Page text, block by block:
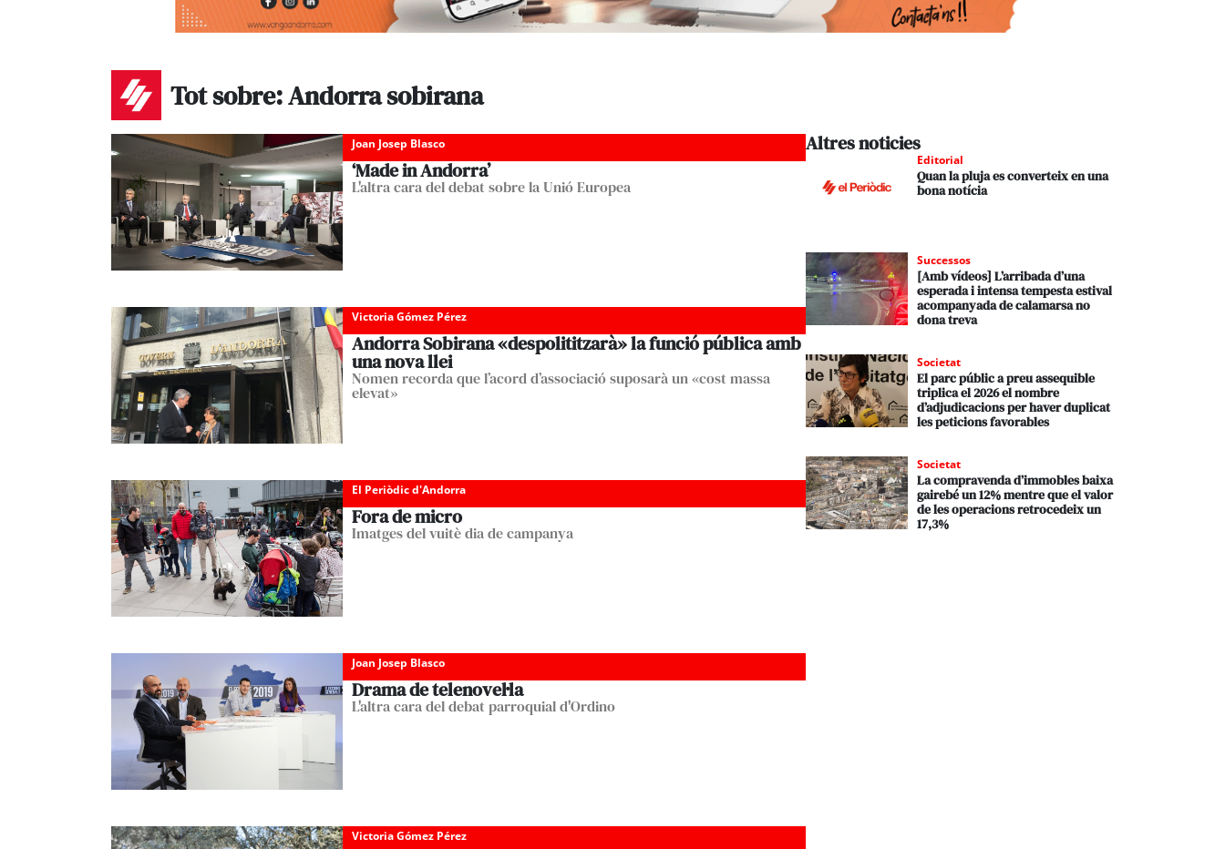
Tot sobre: Andorra sobirana
Joan Josep Blasco
‘Made in Andorra’
L'altra cara del debat sobre la Unió Europea
Victoria Gómez Pérez
Andorra Sobirana «despolititzarà» la funció pública amb
una nova llei
Nomen recorda que l’acord d’associació suposarà un «cost massa
elevat»
El Periòdic d'Andorra
Fora de micro
Imatges del vuitè dia de campanya
Joan Josep Blasco
Drama de telenovel·la
L'altra cara del debat parroquial d'Ordino
Victoria Gómez Pérez
Altres noticies
Editorial
Quan la pluja es converteix en una
bona notícia
Successos
[Amb vídeos] L’arribada d’una
esperada i intensa tempesta estival
acompanyada de calamarsa no
dona treva
Societat
El parc públic a preu assequible
triplica el 2026 el nombre
d’adjudicacions per haver duplicat
les peticions favorables
Societat
La compravenda d’immobles baixa
gairebé un 12% mentre que el valor
de les operacions retrocedeix un
17,3%